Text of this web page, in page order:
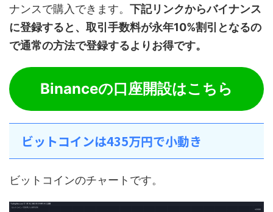
ナンスで購入できます。 下記リンクからバイナンス
に登録すると、取引手数料が永年10%割引となるの
で通常の方法で登録するよりお得です。
Binanceの口座開設はこちら
ビットコインは435万円で小動き
ビットコインのチャートです。